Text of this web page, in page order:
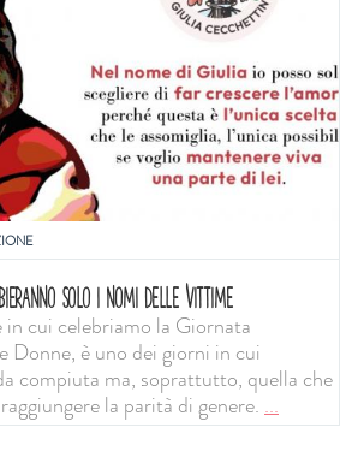
SOLO I NOMI DELLE VITTIME
in cui celebriamo la Giornata
Donne, è uno dei giorni in cui
compiuta ma, soprattutto, quella che
la parità di genere. ...